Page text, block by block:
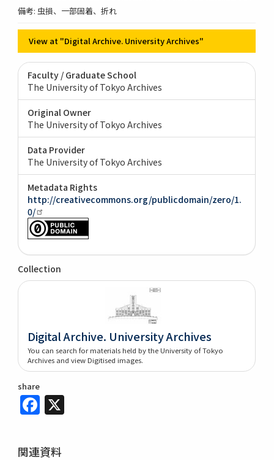
備考: 虫損、一部固着、折れ
View at "Digital Archive. University Archives"
Faculty / Graduate School
The University of Tokyo Archives
Original Owner
The University of Tokyo Archives
Data Provider
The University of Tokyo Archives
Metadata Rights
http://creativecommons.org/publicdomain/zero/1.
0/
Collection
Digital Archive. University Archives
You can search for materials held by the University of Tokyo
Archives and view Digitised images.
share
Facebook
関連資料